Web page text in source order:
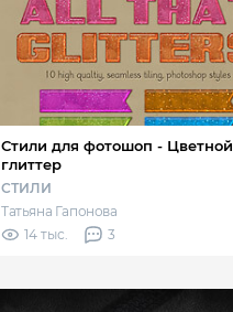
Стили для фотошоп - Цветной
глиттер
СТИЛИ
Татьяна Гапонова
14 тыс.
3